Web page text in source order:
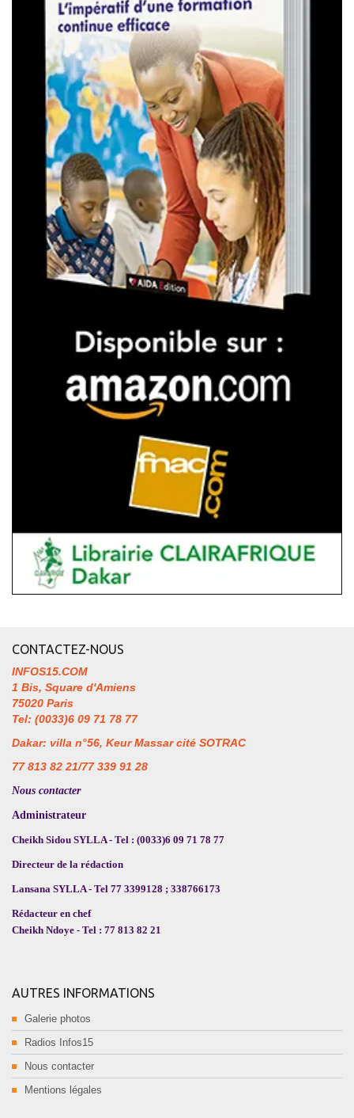
CONTACTEZ-NOUS
INFOS15.COM
1 Bis, Square d'Amiens
75020 Paris
Tel: (0033)6 09 71 78 77
Dakar: villa n°56, Keur Massar cité SOTRAC
77 813 82 21/77 339 91 28
Nous contacter
Administrateur
Cheikh Sidou SYLLA - Tel : (0033)6 09 71 78 77
Directeur de la rédaction
Lansana SYLLA - Tel 77 3399128 ; 338766173
Rédacteur en chef
Cheikh Ndoye - Tel : 77 813 82 21
AUTRES INFORMATIONS
Galerie photos
Radios Infos15
Nous contacter
Mentions légales